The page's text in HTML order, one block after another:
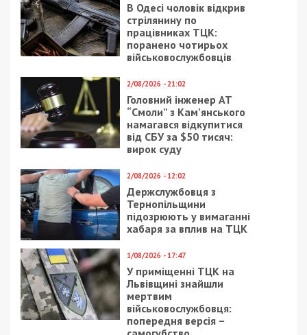
В Одесі чоловік відкрив
стрілянину по
працівниках ТЦК:
поранено чотирьох
військовослужбовців
2/08/2026 - 21:02
Головний інженер АТ
“Смоли” з Кам’янського
намагався відкупитися
від СБУ за $50 тисяч:
вирок суду
2/08/2026 - 12:02
Держслужбовця з
Тернопільщини
підозрюють у вимаганні
хабаря за вплив на ТЦК
1/08/2026 - 17:47
У приміщенні ТЦК на
Львівщині знайшли
мертвим
військовослужбовця:
попередня версія –